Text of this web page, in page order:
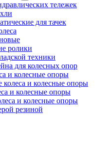
тележек
для тачек
ролики
техники
для колесных опор
и колесные опоры
и колесные опоры
и колесные опоры
и колесные опоры
резиной